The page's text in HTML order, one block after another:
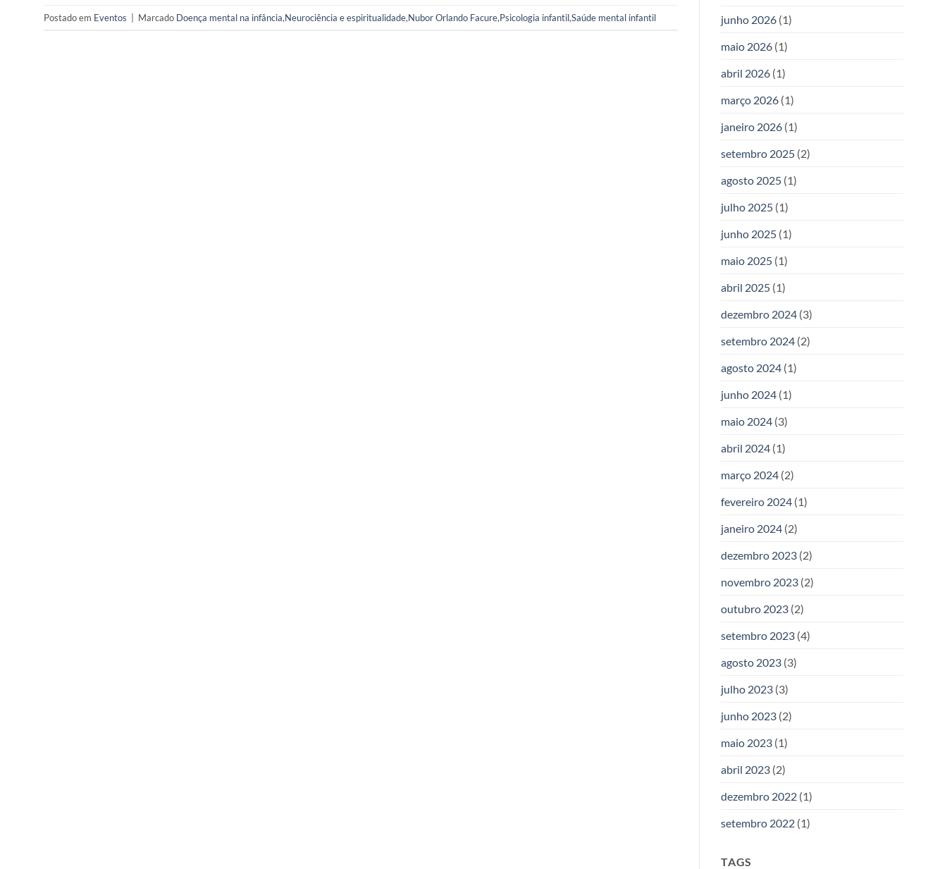
Postado em Eventos Marcado Doença mental na infância,Neurociência e espiritualidade,Nubor Orlando Facure,Psicologia infantil,Saúde mental infantil
junho 2026 (1)
maio 2026 (1)
abril 2026 (1)
março 2026 (1)
janeiro 2026 (1)
setembro 2025 (2)
agosto 2025 (1)
julho 2025 (1)
junho 2025 (1)
maio 2025 (1)
abril 2025 (1)
dezembro 2024 (3)
setembro 2024 (2)
agosto 2024 (1)
junho 2024 (1)
maio 2024 (3)
abril 2024 (1)
março 2024 (2)
fevereiro 2024 (1)
janeiro 2024 (2)
dezembro 2023 (2)
novembro 2023 (2)
outubro 2023 (2)
setembro 2023 (4)
agosto 2023 (3)
julho 2023 (3)
junho 2023 (2)
maio 2023 (1)
abril 2023 (2)
dezembro 2022 (1)
setembro 2022 (1)
TAGS